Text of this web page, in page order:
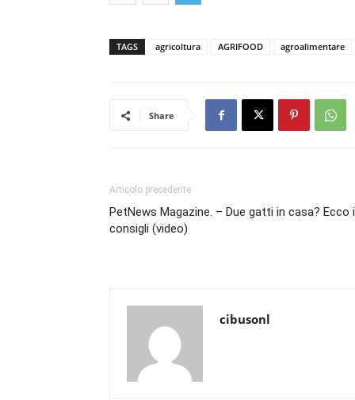
TAGS agricoltura AGRIFOOD agroalimentare
Share
Articolo precedente
PetNews Magazine. – Due gatti in casa? Ecco i
consigli (video)
cibusonl